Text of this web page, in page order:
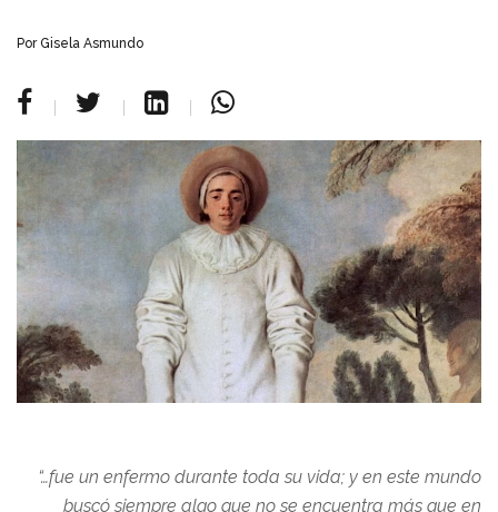
Por Gisela Asmundo
“…fue un enfermo durante toda su vida; y en este mundo
buscó siempre algo que no se encuentra más que en